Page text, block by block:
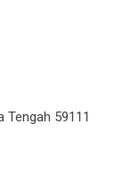
Tengah 59111